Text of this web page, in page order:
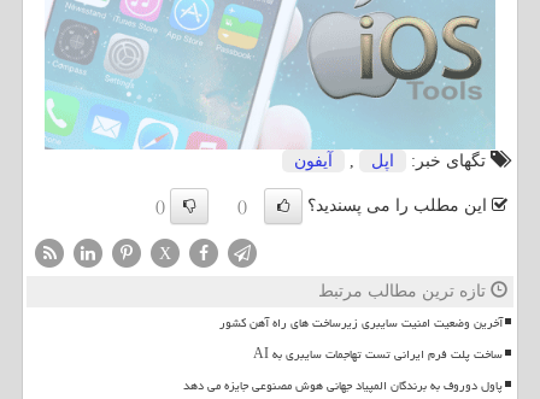
تگهای خبر: اپل آیفون
این مطلب را می پسندید؟ ()
()
X
تازه ترین مطالب مرتبط
آخرین وضعیت امنیت سایبری زیرساخت های راه آهن کشور
ساخت پلت فرم ایرانی تست تهاجمات سایبری به AI
پاول دوروف به برندگان المپیاد جهانی هوش مصنوعی جایزه می دهد